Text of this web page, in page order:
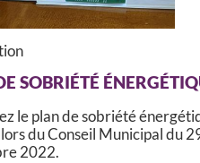
SOBRIÉTÉ
le plan de sobriété
du Conseil Municipal du
2022.